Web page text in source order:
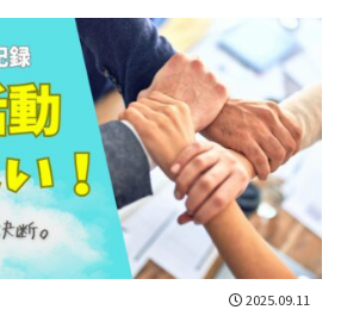
2025.09.11